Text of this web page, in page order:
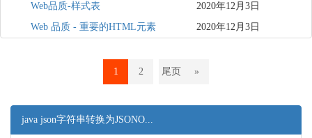
Web品质-样式表
2020年12月3日
Web 品质 - 重要的HTML元素
2020年12月3日
1 2 尾页 »
java json字符串转换为JSONO...